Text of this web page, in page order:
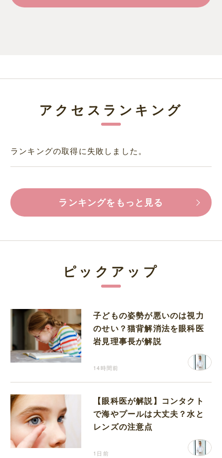
アクセスランキング
ランキングの取得に失敗しました。
ランキングをもっと見る
ピックアップ
子どもの姿勢が悪いのは視力
のせい？猫背解消法を眼科医
岩見理事長が解説
14時間前
【眼科医が解説】コンタクト
で海やプールは大丈夫？水と
レンズの注意点
1日前